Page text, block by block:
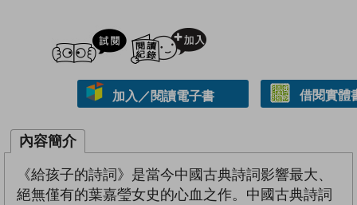
試閲
加入／閱讀電子書 借閱實體
內容簡介
《給孩子的詩詞》是當今中國古典詩詞影響最大、
絕無僅有的葉嘉瑩女史的心血之作。中國古典詩詞